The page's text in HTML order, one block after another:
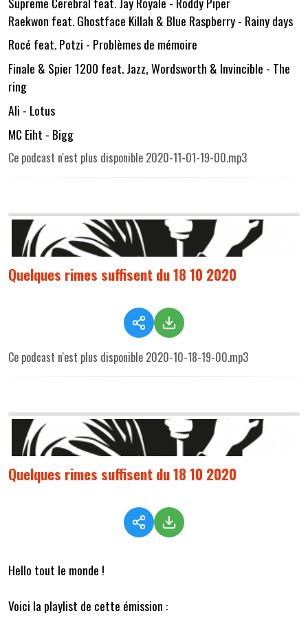
Raekwon feat. Ghostface Killah & Blue Raspberry - Rainy days
Rocé feat. Potzi - Problèmes de mémoire
Finale & Spier 1200 feat. Jazz, Wordsworth & Invincible - The
ring
Ali - Lotus
MC Eiht - Bigg
Ce podcast n'est plus disponible 2020-11-01-19-00.mp3
Quelques rimes suffisent du 18 10 2020
Ce podcast n'est plus disponible 2020-10-18-19-00.mp3
Quelques rimes suffisent du 18 10 2020
Hello tout le monde !
Voici la playlist de cette émission :